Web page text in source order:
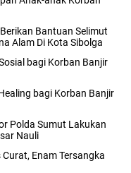
Bantuan Selimut
Alam Di Kota Sibolga
bagi Korban Banjir
bagi Korban Banjir
Polda Sumut Lakukan
Nauli
Enam Tersangka